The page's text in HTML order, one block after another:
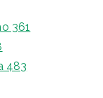
361
483